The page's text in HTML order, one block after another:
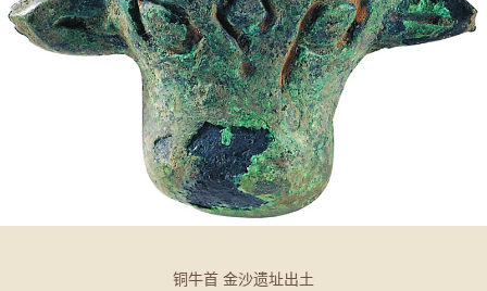
铜牛首 金沙遗址出土